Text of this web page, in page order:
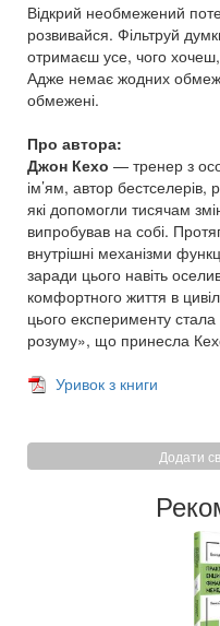
Відкрий необмежений
розвивайся. Фільтруй
отримаєш усе, чого
Адже немає жодних
обмежені.
Про автора:
Джон Кехо — тренер з
ім’ям, автор бестселерів,
які допомогли тисячам
випробував на собі.
внутрішні механізми
заради цього навіть
комфортного життя в
цього експерименту
розуму», що принесла
Уривок з книги
Додати